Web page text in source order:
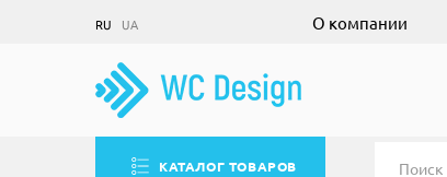
RU UA О компании
КАТАЛОГ ТОВАРОВ